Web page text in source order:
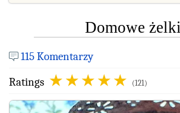
Domowe żelki
115 Komentarzy
Ratings
(121)